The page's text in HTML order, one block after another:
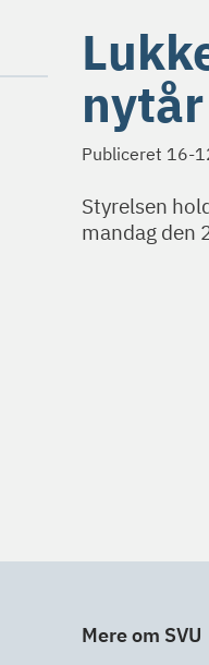
nytår
Publiceret 16-
Styrelsen
mandag den
Mere om SVU